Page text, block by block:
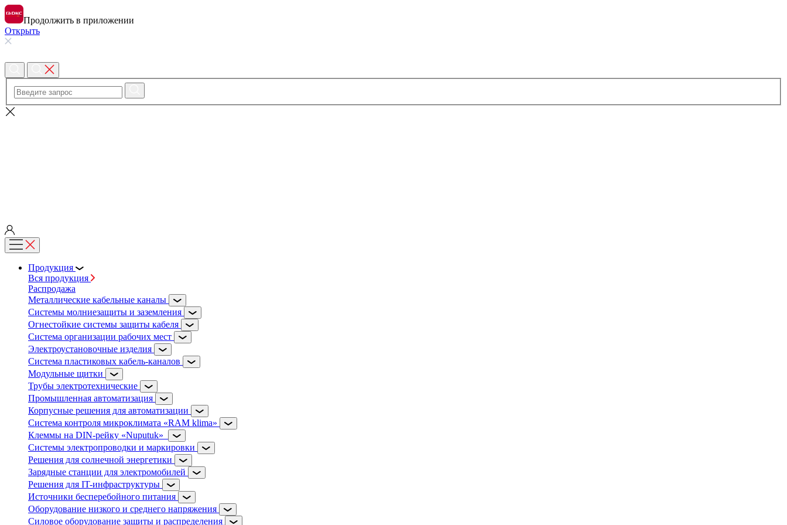
Продолжить в приложении
Открыть
Продукция
Вся продукция
Распродажа
Металлические кабельные каналы
Системы молниезащиты и заземления
Огнестойкие системы защиты кабеля
Система организации рабочих мест
Электроустановочные изделия
Система пластиковых кабель-каналов
Модульные щитки
Трубы электротехнические
Промышленная автоматизация
Корпусные решения для автоматизации
Система контроля микроклимата «RAM klima»
Клеммы на DIN-рейку «Nuputuk»
Системы электропроводки и маркировки
Решения для солнечной энергетики
Зарядные станции для электромобилей
Решения для IT-инфраструктуры
Источники бесперебойного питания
Оборудование низкого и среднего напряжения
Силовое оборудование защиты и распределения